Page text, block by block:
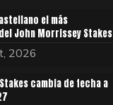
el más
John Morrissey Stakes
2026
cambia de fecha a